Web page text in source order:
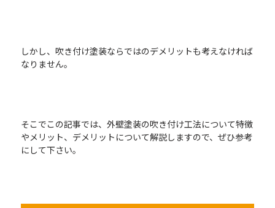
しかし、吹き付け塗装ならではのデメリットも考えなければ
なりません。
そこでこの記事では、外壁塗装の吹き付け工法について特徴
やメリット、デメリットについて解説しますので、ぜひ参考
にして下さい。